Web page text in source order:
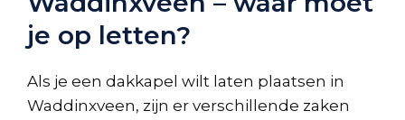
je op letten?
Als je een dakkapel wilt laten plaatsen in
Waddinxveen, zijn er verschillende zaken